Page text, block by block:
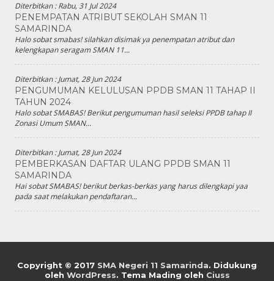
Diterbitkan :Rabu, 31 Jul 2024
PENEMPATAN ATRIBUT SEKOLAH SMAN 11
SAMARINDA
Halo sobat smabas! silahkan disimak ya penempatan atribut dan
kelengkapan seragam SMAN 11...
Diterbitkan :Jumat, 28 Jun 2024
PENGUMUMAN KELULUSAN PPDB SMAN 11 TAHAP II
TAHUN 2024
Halo sobat SMABAS! Berikut pengumuman hasil seleksi PPDB tahap II
Zonasi Umum SMAN...
Diterbitkan :Jumat, 28 Jun 2024
PEMBERKASAN DAFTAR ULANG PPDB SMAN 11
SAMARINDA
Hai sobat SMABAS! berikut berkas-berkas yang harus dilengkapi yaa
pada saat melakukan pendaftaran...
Copyright © 2017 SMA Negeri 11 Samarinda. Didukung
oleh WordPress. Tema Mading oleh Ciuss